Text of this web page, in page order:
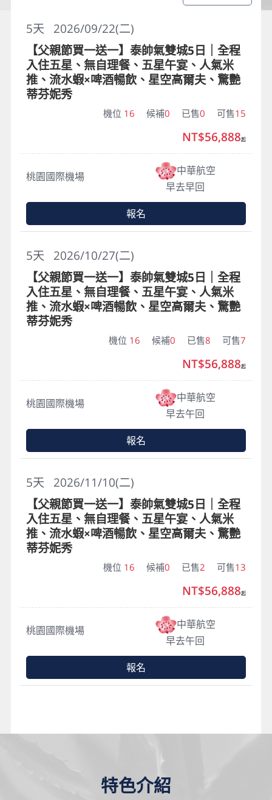
特色介紹
2026/09/22(二)
5天
【父親節買一送一】泰帥氣雙城5日｜全程
入住五星、無自理餐、五星午宴、人氣米
推、流水蝦×啤酒暢飲、星空高爾夫、驚艷
蒂芬妮秀
機位 16 候補0 已售0 可售15
桃園國際機場
中華航空
早去早回
NT$56,888起
報名
2026/10/27(二)
5天
【父親節買一送一】泰帥氣雙城5日｜全程
入住五星、無自理餐、五星午宴、人氣米
推、流水蝦×啤酒暢飲、星空高爾夫、驚艷
蒂芬妮秀
機位 16 候補0 已售8 可售7
桃園國際機場
中華航空
早去午回
NT$56,888起
報名
2026/11/10(二)
5天
【父親節買一送一】泰帥氣雙城5日｜全程
入住五星、無自理餐、五星午宴、人氣米
推、流水蝦×啤酒暢飲、星空高爾夫、驚艷
蒂芬妮秀
機位 16 候補0 已售2 可售13
桃園國際機場
中華航空
早去午回
NT$56,888起
報名